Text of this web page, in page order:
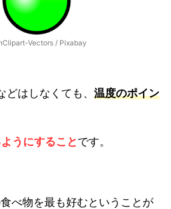
Vectors / Pixabay
はしなくても、 温度のポイン
うにすることです。
べ物を最も好むということが